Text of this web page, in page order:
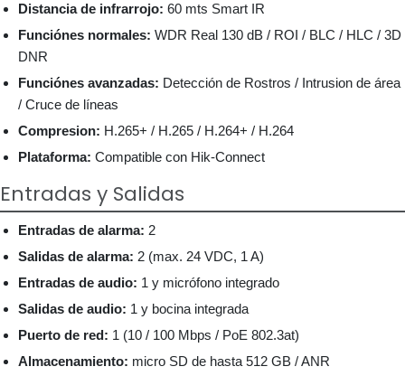
Distancia de infrarrojo: 60 mts Smart IR
Funciónes normales: WDR Real 130 dB / ROI / BLC / HLC / 3D
DNR
Funciónes avanzadas: Detección de Rostros / Intrusion de área
/ Cruce de líneas
Compresion: H.265+ / H.265 / H.264+ / H.264
Plataforma: Compatible con Hik-Connect
Entradas y Salidas
Entradas de alarma: 2
Salidas de alarma: 2 (max. 24 VDC, 1 A)
Entradas de audio: 1 y micrófono integrado
Salidas de audio: 1 y bocina integrada
Puerto de red: 1 (10 / 100 Mbps / PoE 802.3at)
Almacenamiento: micro SD de hasta 512 GB / ANR